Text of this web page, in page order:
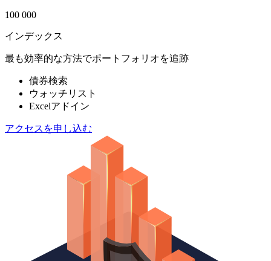
100 000
インデックス
最も効率的な方法でポートフォリオを追跡
債券検索
ウォッチリスト
Excelアドイン
アクセスを申し込む